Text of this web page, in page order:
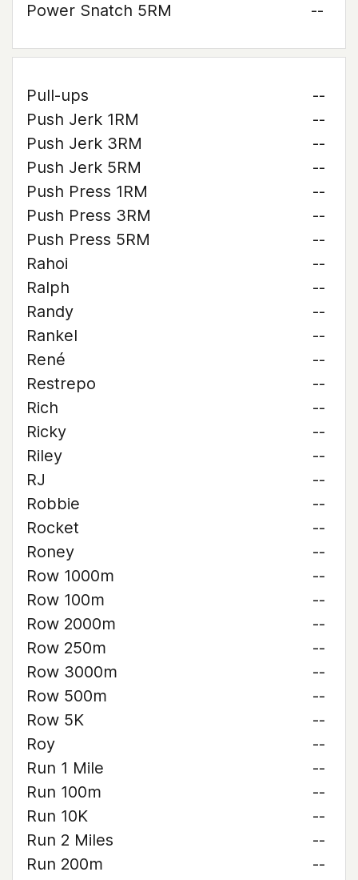
Power Snatch 5RM
--
Pull-ups
--
Push Jerk 1RM
--
Push Jerk 3RM
--
Push Jerk 5RM
--
Push Press 1RM
--
Push Press 3RM
--
Push Press 5RM
--
Rahoi
--
Ralph
--
Randy
--
Rankel
--
René
--
Restrepo
--
Rich
--
Ricky
--
Riley
--
RJ
--
Robbie
--
Rocket
--
Roney
--
Row 1000m
--
Row 100m
--
Row 2000m
--
Row 250m
--
Row 3000m
--
Row 500m
--
Row 5K
--
Roy
--
Run 1 Mile
--
Run 100m
--
Run 10K
--
Run 2 Miles
--
Run 200m
--